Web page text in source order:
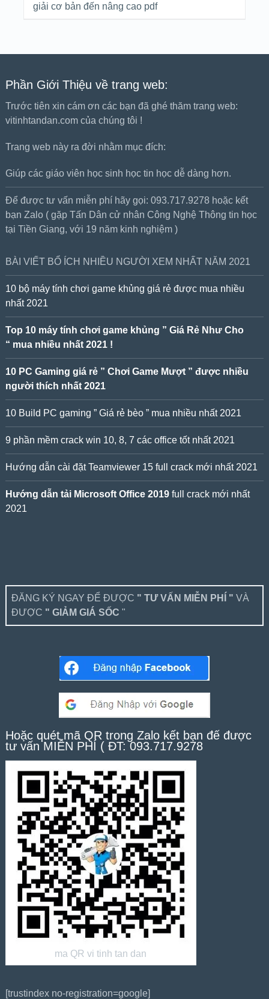
giải cơ bản đến nâng cao pdf
Phần Giới Thiệu về trang web:
Trước tiên xin cám ơn các bạn đã ghé thăm trang web:
vitinhtandan.com của chúng tôi !
Trang web này ra đời nhằm mục đích:
Giúp các giáo viên học sinh học tin học dễ dàng hơn.
Để được tư vấn miễn phí hãy gọi: 093.717.9278 hoặc kết
bạn Zalo ( gặp Tấn Dân cử nhân Công Nghệ Thông tin học
tại Tiền Giang, với 19 năm kinh nghiệm )
BÀI VIẾT BỔ ÍCH NHIỀU NGƯỜI XEM NHẤT NĂM 2021
10 bộ máy tính chơi game khủng giá rẻ được mua nhiều
nhất 2021
Top 10 máy tính chơi game khủng ” Giá Rẻ Như Cho
“ mua nhiều nhất 2021 !
10 PC Gaming giá rẻ ” Chơi Game Mượt ” được nhiều
người thích nhất 2021
10 Build PC gaming ” Giá rẻ bèo ” mua nhiều nhất 2021
9 phần mềm crack win 10, 8, 7 các office tốt nhất 2021
Hướng dẫn cài đặt Teamviewer 15 full crack mới nhất 2021
Hướng dẫn tải Microsoft Office 2019full crack mới nhất
2021
ĐĂNG KÝ NGAY ĐỂ ĐƯỢC " TƯ VẤN MIỄN PHÍ " VÀ
ĐƯỢC " GIẢM GIÁ SỐC "
Hoặc quét mã QR trong Zalo kết bạn để được
tư vấn MIỄN PHÍ ( ĐT: 093.717.9278
ma QR vi tinh tan dan
[trustindex no-registration=google]